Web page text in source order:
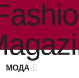
МОДА